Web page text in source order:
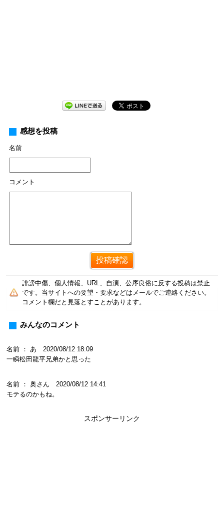
感想を投稿
名前
コメント
誹謗中傷、個人情報、URL、自演、公序良俗に反する投稿は禁止
です。当サイトへの要望・要求などはメールでご連絡ください。
コメント欄だと見落とすことがあります。
みんなのコメント
名前 ： あ 2020/08/12 18:09
一瞬松田龍平兄弟かと思った
名前 ： 奥さん 2020/08/12 14:41
モテるのかもね。
スポンサーリンク